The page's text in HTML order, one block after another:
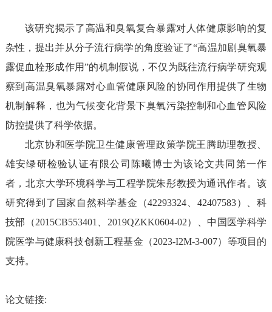
该研究揭示了高温和臭氧复合暴露对人体健康影响的复
杂性 ，提出并从分子流行病学的角度验证了“高温加剧臭氧暴
露促 血栓形成作用”的机制假说，不仅为既往流行病学研究观
察到高温臭氧暴露对心血管健康风险的协同作用 提供了生物
机制解释，也为气候变化背景下臭氧污染控制和心血管风险
防控提供了科学依据。
北京协和医学院卫生健康管理政策学院王腾助理教授
雄安绿研检验认证有限公司陈曦博士为该论文共同第一作
者，北京大学环境科学与工程学院朱彤教授为通讯作者。该
研究得到了 国家自然科学基金（42293324 42407583）、科
技部 （2015CB553401 2019QZKK0604-02）、中国医学科学
院医学与健康科技创新工程基金（2023-I2M-3-007） 等项目 的
支持。
论文链接: